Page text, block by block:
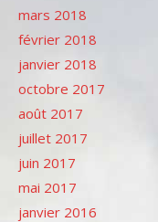
mars 2018
février 2018
janvier 2018
octobre 2017
août 2017
juillet 2017
juin 2017
mai 2017
janvier 2016